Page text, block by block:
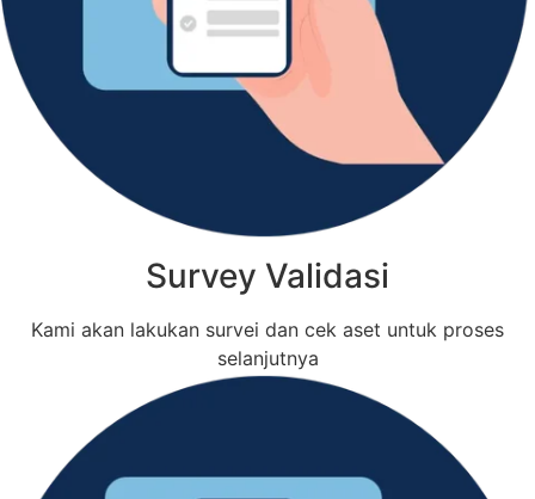
Survey Validasi
Kami akan lakukan survei dan cek aset untuk proses
selanjutnya